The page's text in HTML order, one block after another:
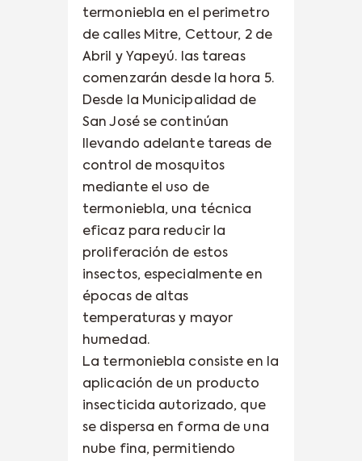
termoniebla en el perimetro
de calles Mitre, Cettour, 2 de
Abril y Yapeyú. las tareas
comenzarán desde la hora 5.
Desde la Municipalidad de
San José se continúan
llevando adelante tareas de
control de mosquitos
mediante el uso de
termoniebla, una técnica
eficaz para reducir la
proliferación de estos
insectos, especialmente en
épocas de altas
temperaturas y mayor
humedad.
La termoniebla consiste en la
aplicación de un producto
insecticida autorizado, que
se dispersa en forma de una
nube fina, permitiendo